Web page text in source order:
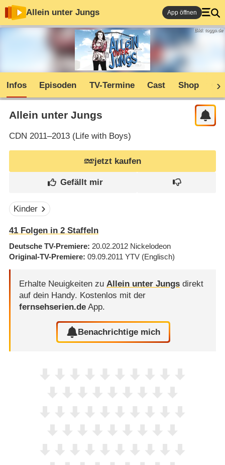
Allein unter Jungs App öffnen
Bild: toggo.de
Infos Episoden TV-Termine Cast Shop
Allein unter Jungs
CDN 2011–2013 (Life with Boys)
jetzt kaufen
Kinder
41Folgen in 2Staffeln
Deutsche TV-Premiere 20.02.2012 Nickelodeon
Original-TV-Premiere 09.09.2011 YTV (Englisch)
Erhalte Neuigkeiten zu Allein unter Jungsdirekt
auf dein Handy. Kostenlos mit der
fernsehserien.deApp.
Benachrichtige mich